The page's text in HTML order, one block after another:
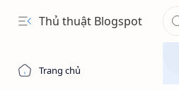
Thủ thuật Blogspot
Trang chủ